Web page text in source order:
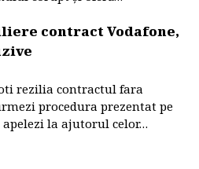
contract Vodafone,
rezilia contractul fara
procedura prezentat pe
apelezi la ajutorul celor…